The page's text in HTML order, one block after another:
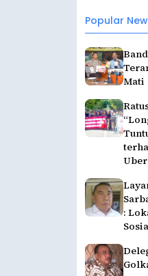
Popular
Mati
Uber
: